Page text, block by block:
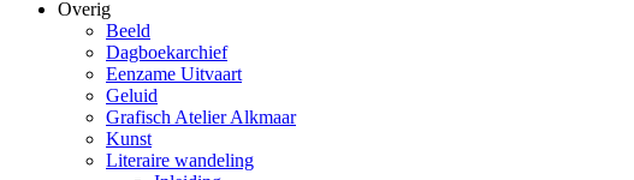
Overig
Beeld
Dagboekarchief
Eenzame Uitvaart
Geluid
Grafisch Atelier Alkmaar
Kunst
Literaire wandeling